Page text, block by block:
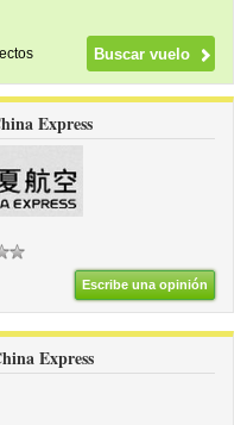
Express
Escribe una opinión
Express